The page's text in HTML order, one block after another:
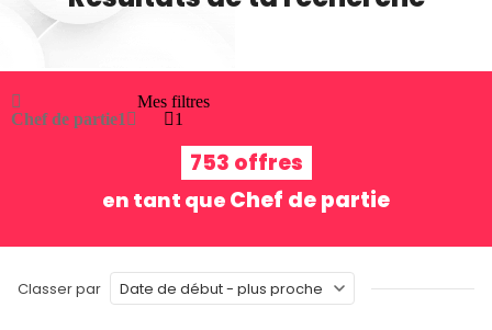
Chef de partie1
Mes filtres
1
753 offres
en tant que Chef de partie
Classer par